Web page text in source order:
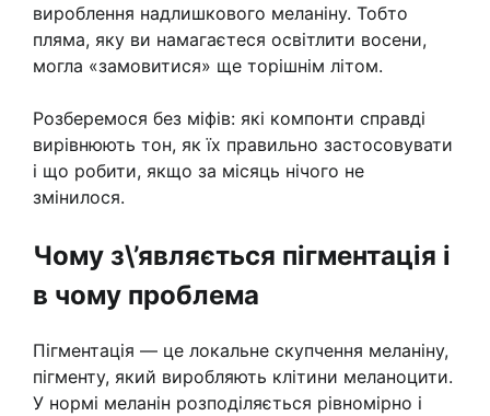
вироблення надлишкового меланіну. Тобто
пляма, яку ви намагаєтеся освітлити восени,
могла «замовитися» ще торішнім літом.
Розберемося без міфів: які компонти справді
вирівнюють тон, як їх правильно застосовувати
і що робити, якщо за місяць нічого не
змінилося.
Чому з\’являється пігментація і
в чому проблема
Пігментація — це локальне скупчення меланіну,
пігменту, який виробляють клітини меланоцити.
У нормі меланін розподіляється рівномірно і